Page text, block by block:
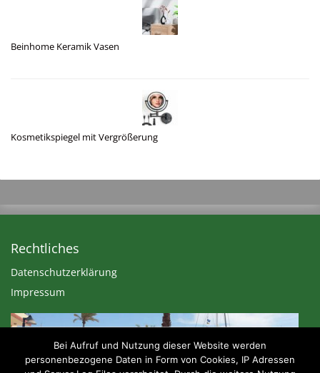
Beinhome Keramik Vasen
Kosmetikspiegel mit Vergrößerung
Rechtliches
Datenschutzerklärung
Impressum
Bei Aufruf und Nutzung dieser Website werden
personenbezogene Daten in Form von Cookies, IP Adressen